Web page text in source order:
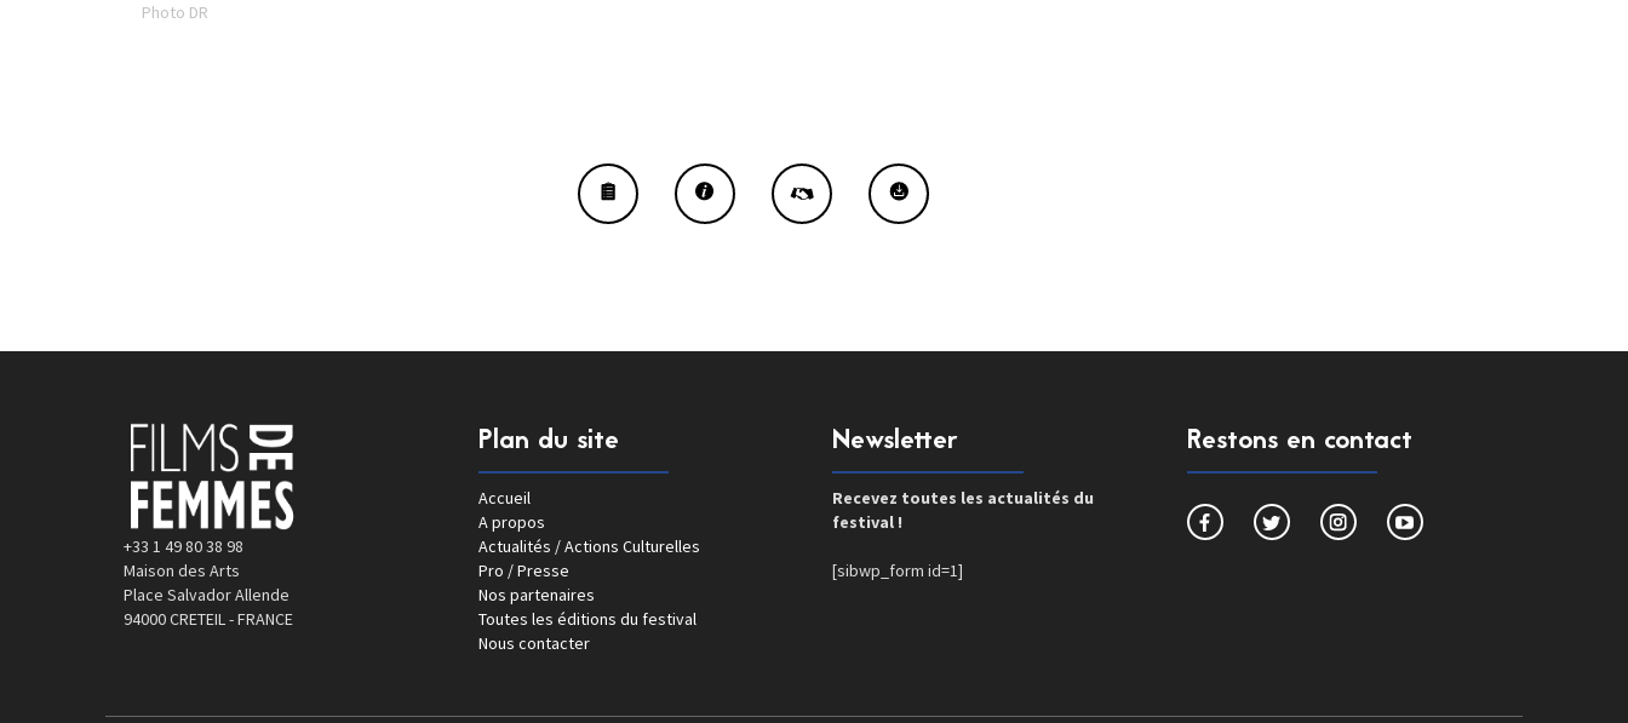
Photo DR
+33 1 49 80 38 98
Maison des Arts
Place Salvador Allende
94000 CRETEIL - FRANCE
Plan du site
Accueil
A propos
Actualités / Actions Culturelles
Pro / Presse
Nos partenaires
Toutes les éditions du festival
Nous contacter
Newsletter
Recevez toutes les actualités du
festival !
[sibwp_form id=1]
Restons en contact